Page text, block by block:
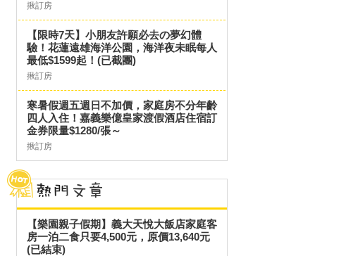
揪訂房
【限時7天】小朋友許願必去の夢幻體
驗！花蓮遠雄海洋公園，海洋夜未眠每人
最低$1599起！(已截團)
揪訂房
寒暑假週五週日不加價，家庭房不分年齡
四人入住！嘉義樂億皇家渡假酒店住宿訂
金券限量$1280/張～
揪訂房
【樂園親子假期】義大天悅大飯店家庭客
房一泊二食只要4,500元，原價13,640元
(已結束)